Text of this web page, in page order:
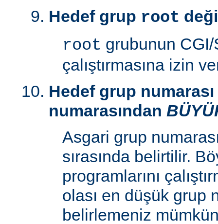
Hedef grup root
root grubunun CGI/
çalıştırmasına izin
Hedef grup
numarasından
Asgari grup
sırasında belirtilir.
programlarını
olası en düşük grup
belirlemeniz mümkün